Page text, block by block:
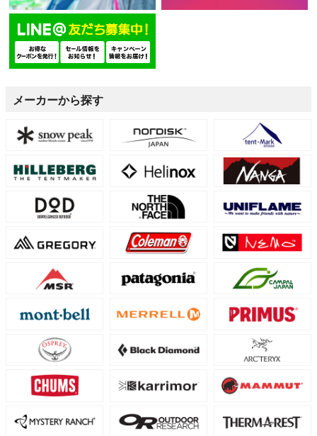
メーカーから探す